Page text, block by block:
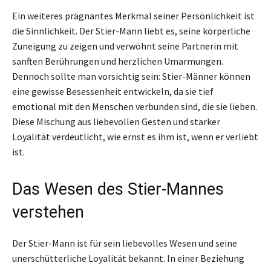
Ein weiteres prägnantes Merkmal seiner Persönlichkeit ist
die Sinnlichkeit. Der Stier-Mann liebt es, seine körperliche
Zuneigung zu zeigen und verwöhnt seine Partnerin mit
sanften Berührungen und herzlichen Umarmungen.
Dennoch sollte man vorsichtig sein: Stier-Männer können
eine gewisse Besessenheit entwickeln, da sie tief
emotional mit den Menschen verbunden sind, die sie lieben.
Diese Mischung aus liebevollen Gesten und starker
Loyalität verdeutlicht, wie ernst es ihm ist, wenn er verliebt
ist.
Das Wesen des Stier-Mannes
verstehen
Der Stier-Mann ist für sein liebevolles Wesen und seine
unerschütterliche Loyalität bekannt. In einer Beziehung